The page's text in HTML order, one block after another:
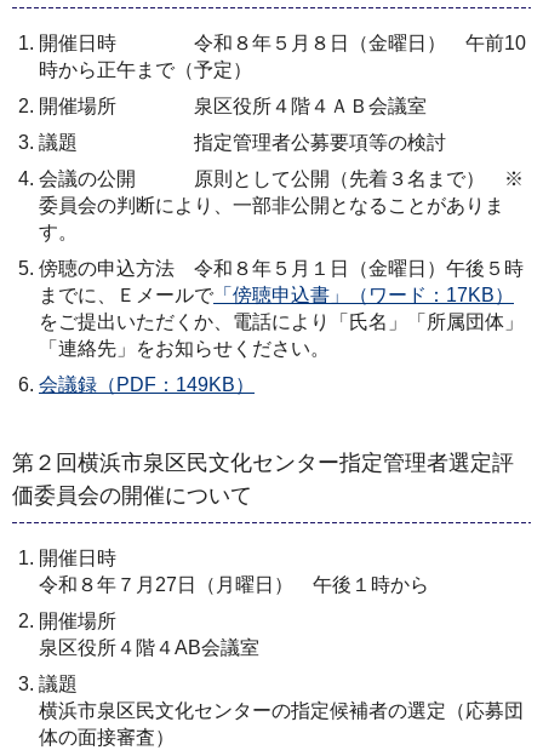
開催日時 令和８年５月８日（金曜日） 午前10
時から正午まで（予定）
開催場所 泉区役所４階４ＡＢ会議室
議題 指定管理者公募要項等の検討
会議の公開 原則として公開（先着３名まで） ※
委員会の判断により、一部非公開となることがありま
す。
傍聴の申込方法 令和８年５月１日（金曜日）午後５時
までに、Ｅメールで 「傍聴申込書」（ワード：17KB）
をご提出いただくか、電話により「氏名」「所属団体」
「連絡先」をお知らせください。
会議録（PDF：149KB）
第２回横浜市泉区民文化センター指定管理者選定評
価委員会の開催について
開催日時
令和８年７月27日（月曜日） 午後１時から
開催場所
泉区役所４階４AB会議室
議題
横浜市泉区民文化センターの指定候補者の選定（応募団
体の面接審査）